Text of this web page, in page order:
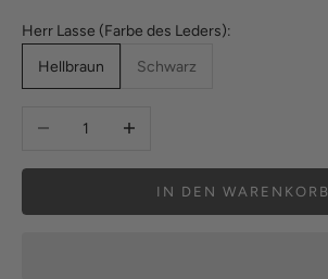
Herr Lasse (Farbe des Leders):
Hellbraun
Schwarz
Anzahl verringernAnzahl erhöhen
IN DEN WARENKORB